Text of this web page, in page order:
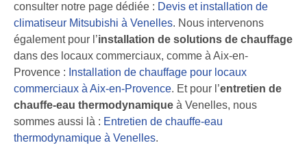
consulter notre page dédiée : Devis et installation de
climatiseur Mitsubishi à Venelles. Nous intervenons
également pour l’installation de solutions de chauffage
dans des locaux commerciaux, comme à Aix-en-
Provence : Installation de chauffage pour locaux
commerciaux à Aix-en-Provence. Et pour l’entretien de
chauffe-eau thermodynamique à Venelles, nous
sommes aussi là : Entretien de chauffe-eau
thermodynamique à Venelles.